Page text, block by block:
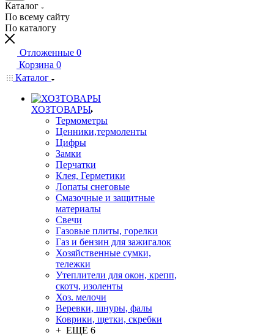
Каталог
По всему сайту
По каталогу
Отложенные 0
Корзина 0
Каталог
ХОЗТОВАРЫ
Термометры
Ценники,термоленты
Цифры
Замки
Перчатки
Клея, Герметики
Лопаты снеговые
Смазочные и защитные
материалы
Свечи
Газовые плиты, горелки
Газ и бензин для зажигалок
Хозяйственные сумки,
тележки
Утеплители для окон, крепп,
скотч, изоленты
Хоз. мелочи
Веревки, шнуры, фалы
Коврики, щетки, скребки
+ ЕЩЕ 6